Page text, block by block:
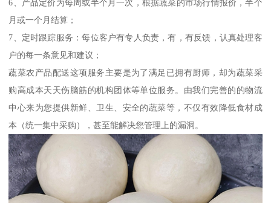
6、产品定价为每周或半个月一次，根据蔬菜的市场行情报价，半个
月或一个月结算；
7、定时跟踪服务：每位客户有专人负责，有，有反馈，认真处理客
户的每一条意见和建议；
蔬菜农产品配送这项服务主要是为了满足已拥有厨师，却为蔬菜采
购高成本天天伤脑筋的机构团体等单位服务。由我们完善的的物流
中心来为您提供新鲜、卫生、安全的蔬菜等，不仅有效降低食材成
本（统一集中采购），甚至能解决您管理上的漏洞。